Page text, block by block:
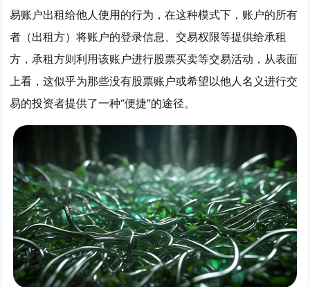
易账户出租给他人使用的行为，在这种模式下，账户的所有
者（出租方）将账户的登录信息、交易权限等提供给承租
方，承租方则利用该账户进行股票买卖等交易活动，从表面
上看，这似乎为那些没有股票账户或希望以他人名义进行交
易的投资者提供了一种“便捷”的途径。